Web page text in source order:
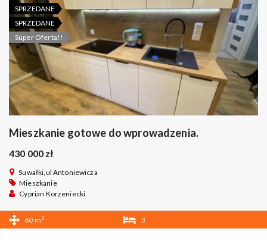
SPRZEDANE
SPRZEDANE
Super Oferta!!
Mieszkanie gotowe do wprowadzenia.
430 000 zł
Suwałki,ul Antoniewicza
Mieszkanie
Cyprian Korzeniecki
60 m2
3